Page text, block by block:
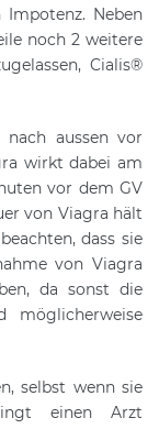
Impotenz. Neben
noch 2 weitere
Cialis®
nach aussen vor
wirkt dabei am
vor dem GV
von Viagra hält
dass sie
von Viagra
da sonst die
möglicherweise
selbst wenn sie
einen Arzt